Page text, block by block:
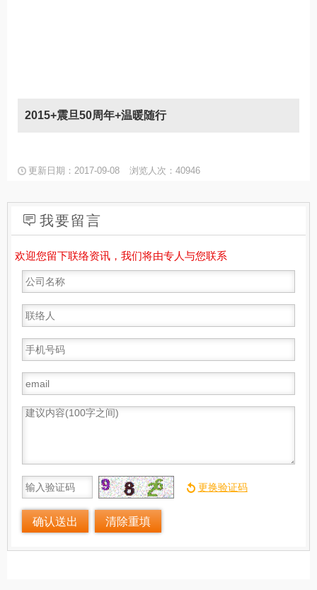
2015+震旦50周年+温暖随行
更新日期：2017-09-08 浏览人次：40946
我要留言
欢迎您留下联络资讯，我们将由专人与您联系